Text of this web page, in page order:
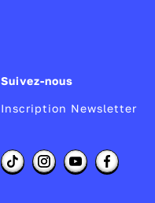
Suivez-nous
Inscription Newsletter